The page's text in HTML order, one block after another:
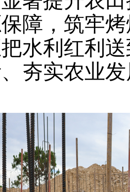
障，筑牢
水利红利
夯实农业